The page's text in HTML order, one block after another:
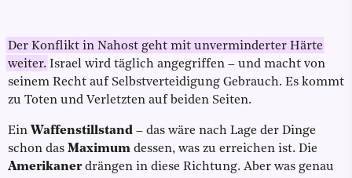
Der Konflikt in Nahost geht mit unverminderter Härte
weiter. Israel wird täglich angegriffen – und macht von
seinem Recht auf Selbstverteidigung Gebrauch. Es kommt
zu Toten und Verletzten auf beiden Seiten.
Ein Waffenstillstand – das wäre nach Lage der Dinge
schon das Maximum dessen, was zu erreichen ist. Die
Amerikanerdrängen in diese Richtung. Aber was genau